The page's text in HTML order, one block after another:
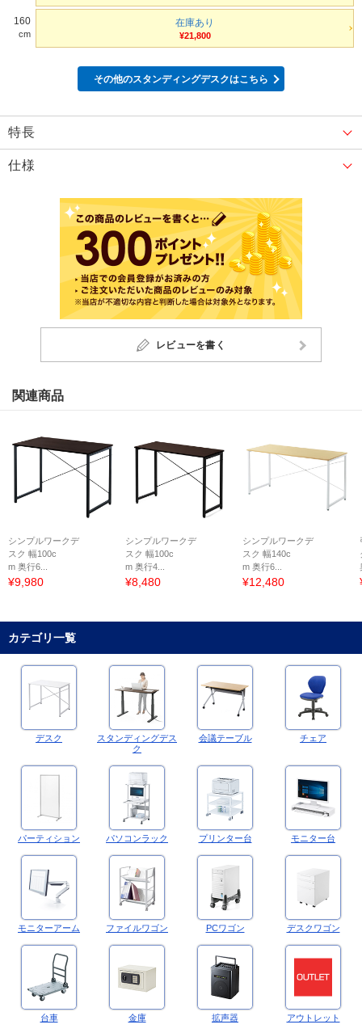
160
cm
在庫あり
¥21,800
その他のスタンディングデスクはこちら
特長
仕様
レビューを書く
関連商品
シンプルワークデ
スク 幅100c
m 奥行6...
¥9,980
シンプルワークデ
スク 幅100c
m 奥行4...
¥8,480
シンプルワークデ
スク 幅140c
m 奥行6...
¥12,480
カテゴリ一覧
デスク
スタンディングデス
ク
会議テーブル チェア
パーティション パソコンラック プリンター台 モニター台
モニターアーム ファイルワゴン PCワゴン デスクワゴン
台車 金庫 拡声器 アウトレット